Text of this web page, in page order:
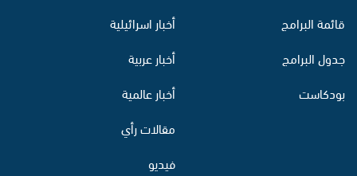
قائمة البرامج
جدول البرامج
بودكاست
أخبار اسرائيلية
أخبار عربية
أخبار عالمية
مقالات رأي
فيديو